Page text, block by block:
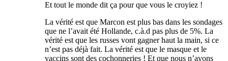
Et tout le monde dit ça pour que vous le croyiez !
La vérité est que Marcon est plus bas dans les sondages
que ne l’avait été Hollande, c.à.d pas plus de 5%. La
vérité est que les russes vont gagner haut la main, si ce
n’est pas déjà fait. La vérité est que le masque et le
vaccins sont des cochonneries ! Et que nous n’avons